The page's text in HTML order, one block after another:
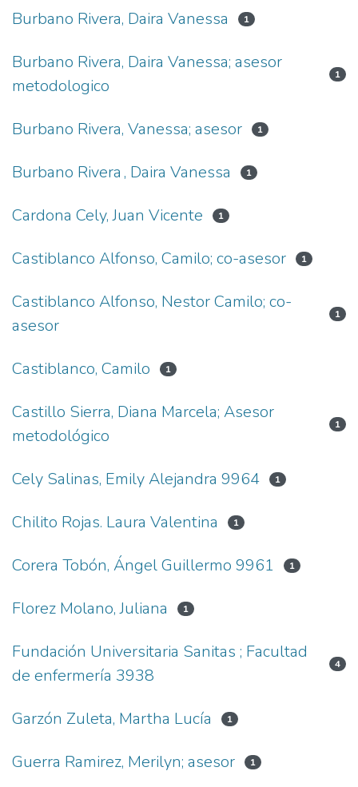
Burbano Rivera, Daira Vanessa 1
Burbano Rivera, Daira Vanessa; asesor
metodologico
1
Burbano Rivera, Vanessa; asesor 1
Burbano Rivera , Daira Vanessa 1
Cardona Cely, Juan Vicente 1
Castiblanco Alfonso, Camilo; co-asesor 1
Castiblanco Alfonso, Nestor Camilo; co-
asesor
1
Castiblanco, Camilo 1
Castillo Sierra, Diana Marcela; Asesor
metodológico
1
Cely Salinas, Emily Alejandra 9964 1
Chilito Rojas. Laura Valentina 1
Corera Tobón, Ángel Guillermo 9961 1
Florez Molano, Juliana 1
Fundación Universitaria Sanitas ; Facultad
de enfermería 3938
4
Garzón Zuleta, Martha Lucía 1
Guerra Ramirez, Merilyn; asesor 1